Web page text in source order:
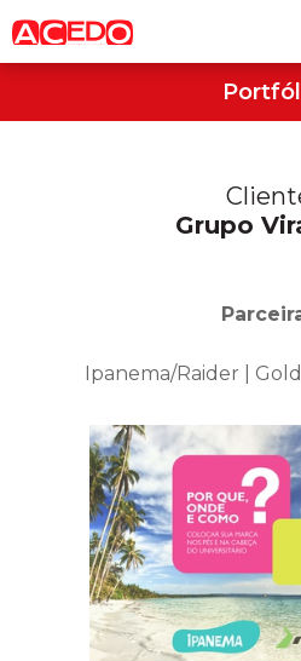
Grupo
Ipanema/Raider |